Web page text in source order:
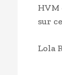
HVM
sur
Lola